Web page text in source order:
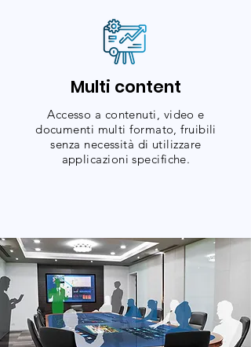
Multi content
Accesso a contenuti, video e
documenti multi formato, fruibili
senza necessità di utilizzare
applicazioni specifiche.